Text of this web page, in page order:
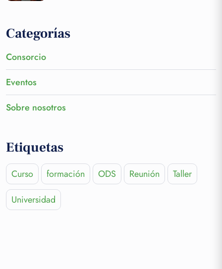
Categorías
Consorcio
Eventos
Sobre nosotros
Etiquetas
Curso formación ODS Reunión
Taller
Universidad